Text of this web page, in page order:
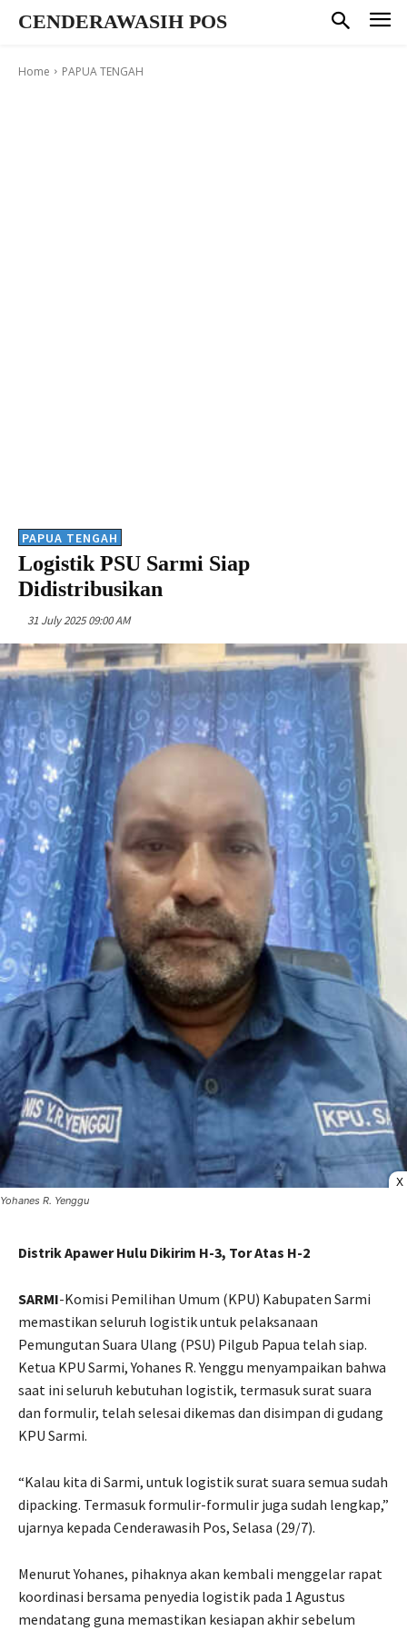
CENDERAWASIH POS
Home PAPUA TENGAH
PAPUA TENGAH
Logistik PSU Sarmi Siap
Didistribusikan
31 July 2025 09:00 AM
X
Yohanes R. Yenggu
Distrik Apawer Hulu Dikirim H-3, Tor Atas H-2
SARMI-Komisi Pemilihan Umum (KPU) Kabupaten Sarmi
memastikan seluruh logistik untuk pelaksanaan
Pemungutan Suara Ulang (PSU) Pilgub Papua telah siap.
Ketua KPU Sarmi, Yohanes R. Yenggu menyampaikan bahwa
saat ini seluruh kebutuhan logistik, termasuk surat suara
dan formulir, telah selesai dikemas dan disimpan di gudang
KPU Sarmi.
“Kalau kita di Sarmi, untuk logistik surat suara semua sudah
dipacking. Termasuk formulir-formulir juga sudah lengkap,”
ujarnya kepada Cenderawasih Pos, Selasa (29/7).
Menurut Yohanes, pihaknya akan kembali menggelar rapat
koordinasi bersama penyedia logistik pada 1 Agustus
mendatang guna memastikan kesiapan akhir sebelum